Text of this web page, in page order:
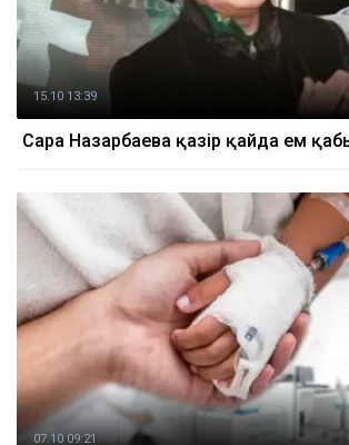
15.10 13:39
Сара Назарбаева қазір қайда ем
07.10 09:21